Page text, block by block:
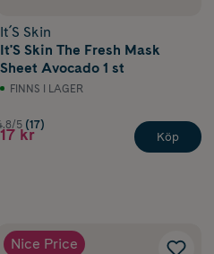
It´S Skin
It'S Skin The Fresh Mask
Sheet Avocado 1 st
FINNS I LAGER
5 (17)
17 kr Köp
Nice Price